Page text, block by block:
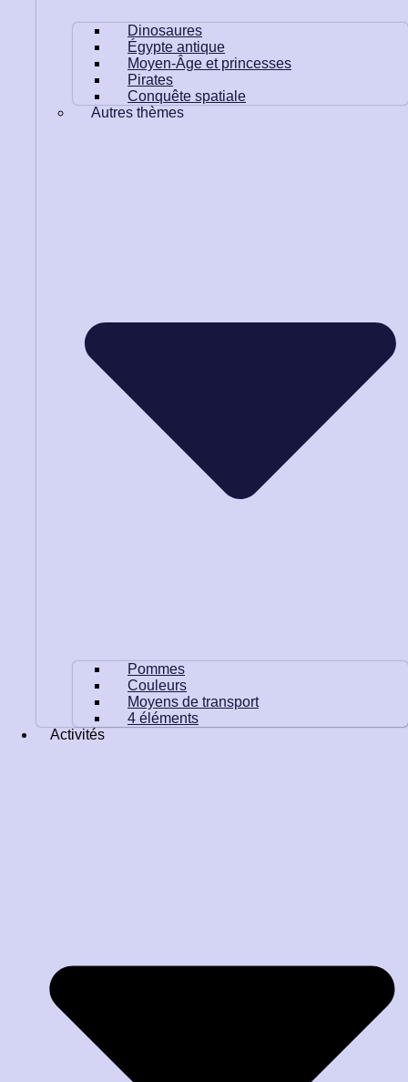
Dinosaures
Égypte antique
Moyen-Âge et princesses
Pirates
Conquête spatiale
Autres thèmes
Pommes
Couleurs
Moyens de transport
4 éléments
Activités